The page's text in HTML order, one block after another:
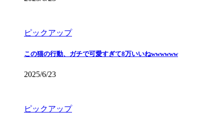
ピックアップ
この猫の行動、ガチで可愛すぎて8万いいねwwwwww
2025/6/23
ピックアップ